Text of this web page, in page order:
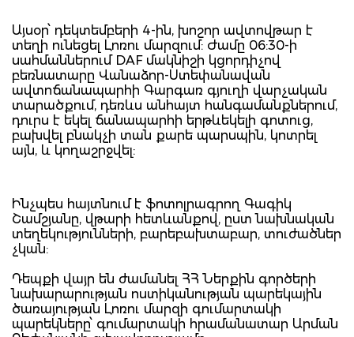
Այսօր՝ դեկտեմբերի 4-ին, խոշոր ավտովթար է
տեղի ունեցել Լոռու մարզում: Ժամը 06:30-ի
սահմաններում DAF մակնիշի կցորդիչով
բեռնատարը Վանաձոր-Ստեփանավան
ավտոճանապարհի Գարգառ գյուղի վարչական
տարածքում, դեռևս անհայտ հանգամանքներում,
դուրս է եկել ճանապարհի երթևեկելի գոտուց,
բախվել բնակչի տան քարե պարսպին, կոտրել
այն, և կողաշրջվել:
Ինչպես հայտնում է ֆոտոլրագրող Գագիկ
Շամշյանը, վթարի հետևանքով, ըստ նախնական
տեղեկությունների, բարեբախտաբար, տուժածներ
չկան:
Դեպքի վայր են ժամանել ՀՀ Ներքին գործերի
նախարարության ոստիկանության պարեկային
ծառայության Լոռու մարզի գումարտակի
պարեկները՝ գումարտակի հրամանատար Արման